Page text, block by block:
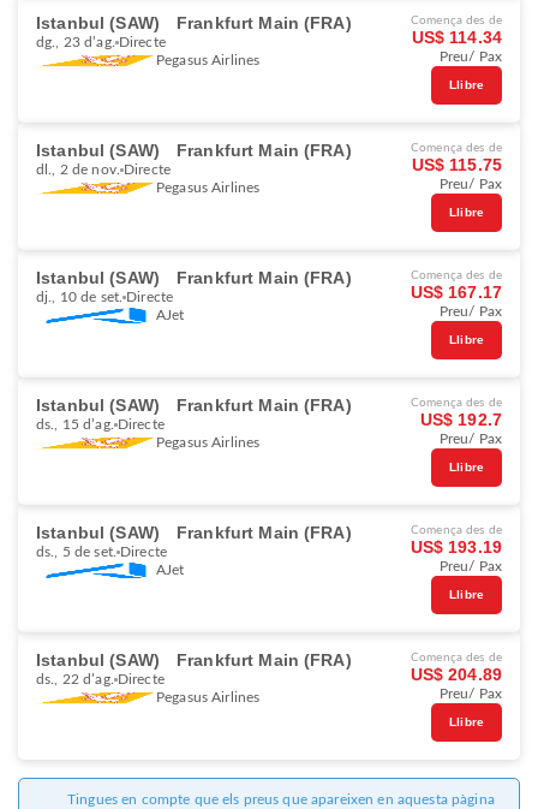
Istanbul (SAW) Frankfurt Main (FRA)
dg., 23 d’ag. Directe
Pegasus Airlines
Comença des de
US$ 114.34
Preu/ Pax
Llibre
Istanbul (SAW) Frankfurt Main (FRA)
dl., 2 de nov. Directe
Pegasus Airlines
Comença des de
US$ 115.75
Preu/ Pax
Llibre
Istanbul (SAW) Frankfurt Main (FRA)
dj., 10 de set. Directe
AJet
Comença des de
US$ 167.17
Preu/ Pax
Llibre
Istanbul (SAW) Frankfurt Main (FRA)
ds., 15 d’ag. Directe
Pegasus Airlines
Comença des de
US$ 192.7
Preu/ Pax
Llibre
Istanbul (SAW) Frankfurt Main (FRA)
ds., 5 de set. Directe
AJet
Comença des de
US$ 193.19
Preu/ Pax
Llibre
Istanbul (SAW) Frankfurt Main (FRA)
ds., 22 d’ag. Directe
Pegasus Airlines
Comença des de
US$ 204.89
Preu/ Pax
Llibre
Tingues en compte que els preus que apareixen en aquesta pàgina